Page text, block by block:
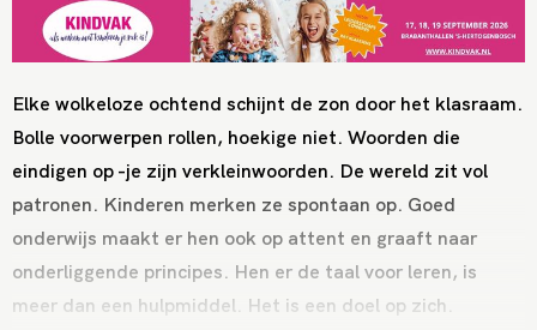
Elke wolkeloze ochtend schijnt de zon door het klasraam.
Bolle voorwerpen rollen, hoekige niet. Woorden die
eindigen op -je zijn verkleinwoorden. De wereld zit vol
patronen. Kinderen merken ze spontaan op. Goed
onderwijs maakt er hen ook op attent en graaft naar
onderliggende principes. Hen er de taal voor leren, is
meer dan een hulpmiddel. Het is een doel op zich.